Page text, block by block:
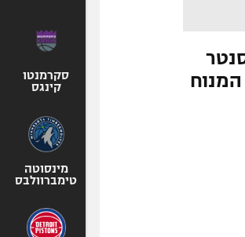
סנטר
המנוח
סקרמנטו
קינגס
מינסוטה
טימברוולבס